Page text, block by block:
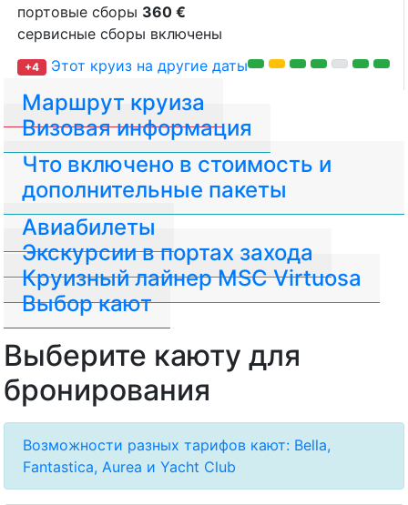
портовые сборы 360 €
сервисные сборы включены
+4 Этот круиз на другие даты
Маршрут круиза
Визовая информация
Авиабилеты
Что включено в стоимость и
дополнительные пакеты
Экскурсии в портах захода
Круизный лайнер MSC Virtuosa
Выбор кают
Выберите каюту для
бронирования
Возможности разных тарифов кают: Bella,
Fantastica, Aurea и Yacht Club